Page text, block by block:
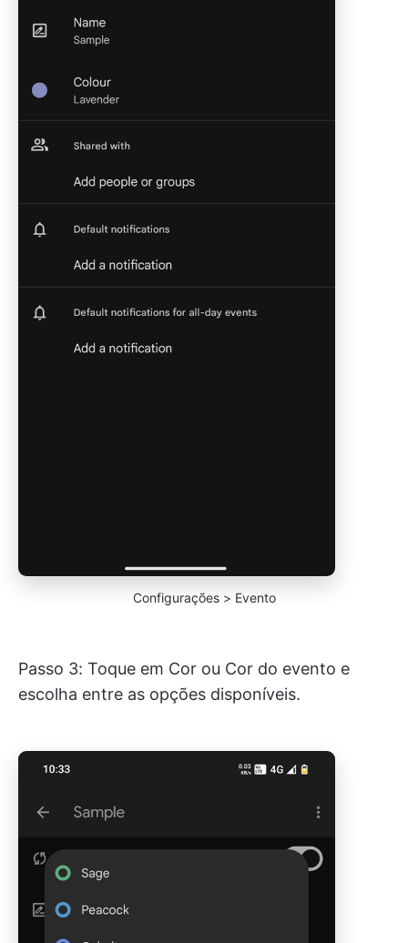
Configurações > Evento
Passo 3: Toque em Cor ou Cor do evento e
escolha entre as opções disponíveis.